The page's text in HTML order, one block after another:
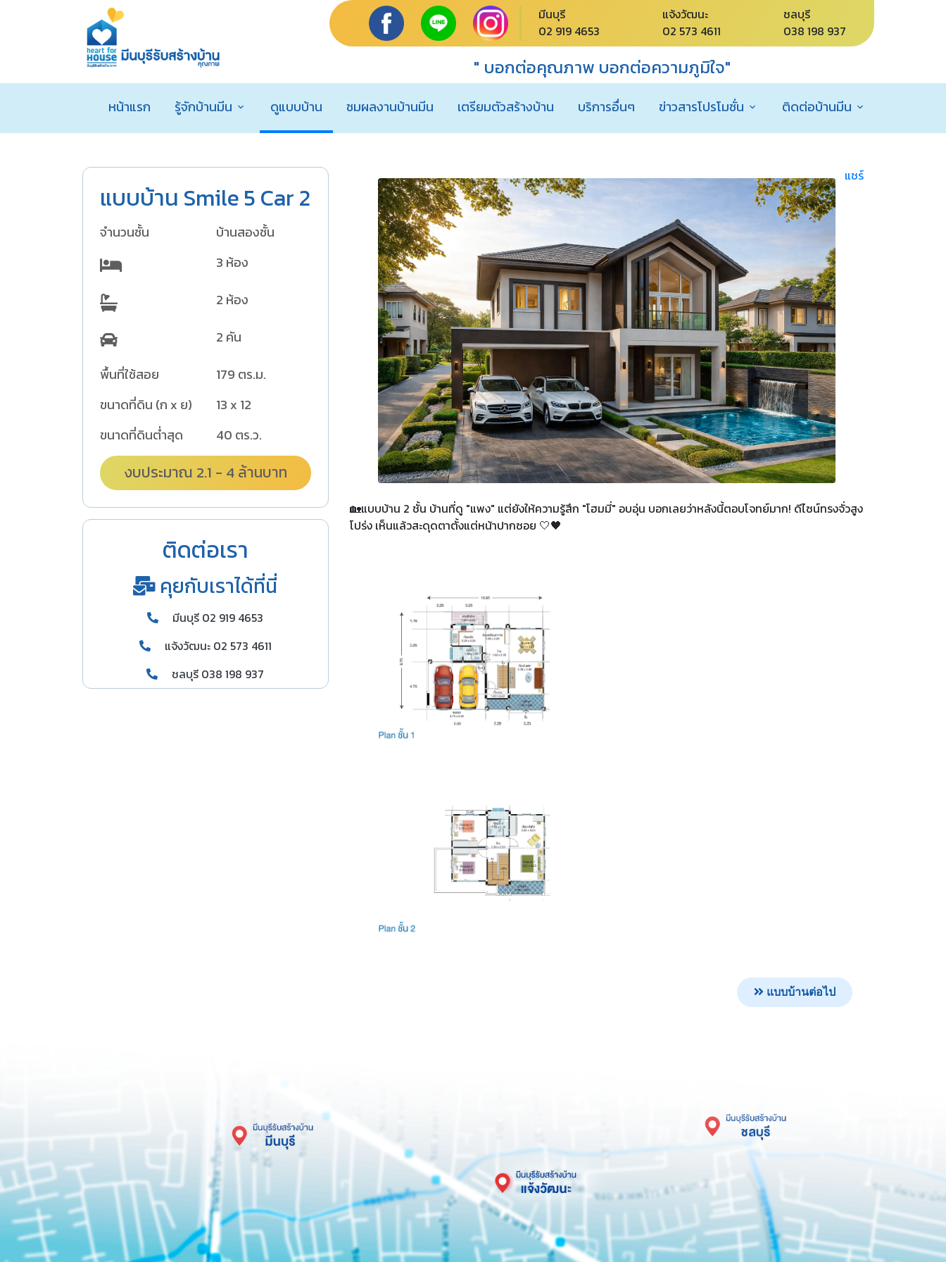
มีนบุรี
02 919 4653
แจ้งวัฒนะ
02 573 4611
ชลบุรี
038 198 937
" บอกต่อคุณภาพ บอกต่อความภูมิใจ"
หน้าแรก รู้จักบ้านมีน ดูแบบบ้าน ชมผลงานบ้านมีน เตรียมตัวสร้างบ้าน บริการอื่นๆ ข่าวสารโปรโมชั่น ติดต่อบ้านมีน
แบบบ้าน Smile 5 Car 2
จำนวนชั้น
บ้านสองชั้น
3 ห้อง
2 ห้อง
2 คัน
พื้นที่ใช้สอย
179 ตร.ม.
ขนาดที่ดิน (ก x ย)
13 x 12
ขนาดที่ดินต่ำสุด
40 ตร.ว.
งบประมาณ 2.1 - 4 ล้านบาท
ติดต่อเรา
คุยกับเราได้ที่นี่
มีนบุรี 02 919 4653
แจ้งวัฒนะ 02 573 4611
ชลบุรี 038 198 937
แชร์
🏡แบบบ้าน 2 ชั้น บ้านที่ดู "แพง" แต่ยังให้ความรู้สึก "โฮมมี่" อบอุ่น บอกเลยว่าหลังนี้ตอบโจทย์มาก! ดีไซน์ทรงจั่วสูง
โปร่ง เห็นแล้วสะดุดตาตั้งแต่หน้าปากซอย 🤍🖤
แบบบ้านต่อไป